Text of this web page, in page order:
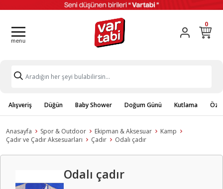
0
Alışveriş Düğün Baby Shower Doğum Günü Kutlama
Anasayfa Spor & Outdoor Ekipman & Aksesuar
Kamp
Çadır ve Çadır Aksesuarları
Çadır Odalı çadır
Odalı çadır